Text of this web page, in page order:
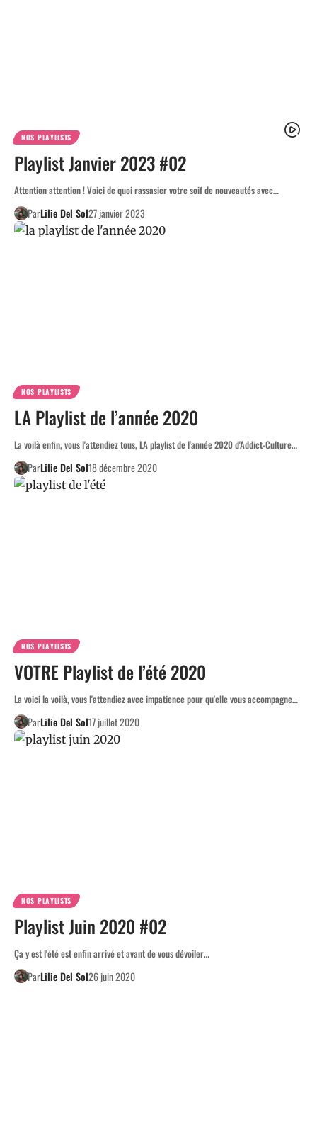
NOS PLAYLISTS
Playlist Janvier 2023 #02
Attention attention ! Voici de quoi rassasier votre soif de nouveautés avec…
ParLilie Del Sol27 janvier 2023
NOS PLAYLISTS
LA Playlist de l’année 2020
La voilà enfin, vous l'attendiez tous, LA playlist de l'année 2020 d'Addict-Culture…
ParLilie Del Sol18 décembre 2020
NOS PLAYLISTS
VOTRE Playlist de l’été 2020
La voici la voilà, vous l'attendiez avec impatience pour qu'elle vous accompagne…
ParLilie Del Sol17 juillet 2020
NOS PLAYLISTS
Playlist Juin 2020 #02
Ça y est l'été est enfin arrivé et avant de vous dévoiler…
ParLilie Del Sol26 juin 2020